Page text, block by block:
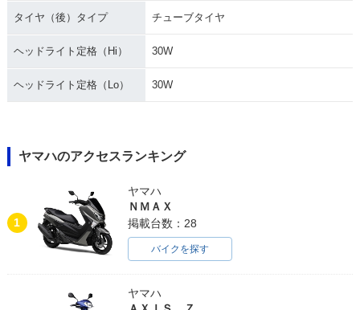
タイヤ（後）タイプ チューブタイヤ
ヘッドライト定格（Hi） 30W
ヘッドライト定格（Lo） 30W
ヤマハのアクセスランキング
1
ヤマハ
ＮＭＡＸ
掲載台数：28
バイクを探す
ヤマハ